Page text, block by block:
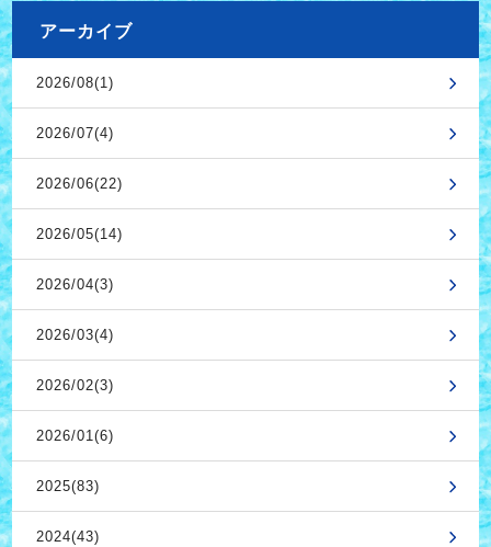
アーカイブ
2026/08(1)
2026/07(4)
2026/06(22)
2026/05(14)
2026/04(3)
2026/03(4)
2026/02(3)
2026/01(6)
2025(83)
2024(43)